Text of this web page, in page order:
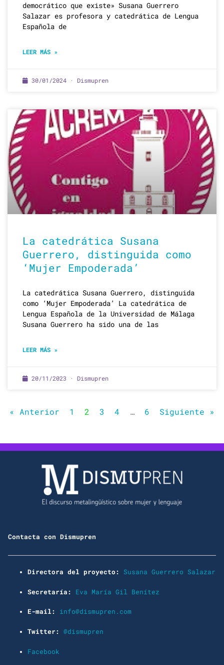
democrático que existe» Susana Guerrero
Salazar es profesora y catedrática de Lengua
Española de
LEER MÁS »
30/01/2024 · Dismupren
La catedrática Susana
Guerrero, distinguida como
‘Mujer Empoderada’
La catedrática Susana Guerrero, distinguida
como ‘Mujer Empoderada’ La catedrática de
Lengua Española de la Universidad de Málaga
Susana Guerrero ha sido una de las
LEER MÁS »
20/11/2023 · Dismupren
« Anterior 1 2 3 4 … 6 Siguiente »
Contacta con Dismupren
Directora del proyecto: Susana Guerrero Salazar
Secretaría: Eva María Gil Benítez
E-mail: info@dismupren.com
Twitter: @dismupren
Facebook